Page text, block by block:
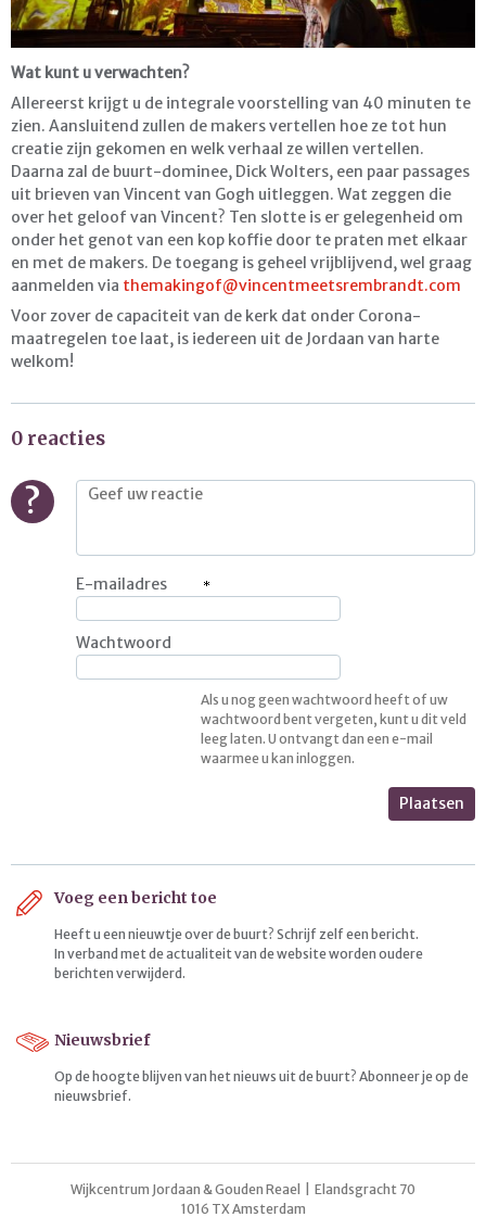
Wat kunt u verwachten?
Allereerst krijgt u de integrale voorstelling van 40 minuten te
zien. Aansluitend zullen de makers vertellen hoe ze tot hun
creatie zijn gekomen en welk verhaal ze willen vertellen.
Daarna zal de buurt-dominee, Dick Wolters, een paar passages
uit brieven van Vincent van Gogh uitleggen. Wat zeggen die
over het geloof van Vincent? Ten slotte is er gelegenheid om
onder het genot van een kop koffie door te praten met elkaar
en met de makers. De toegang is geheel vrijblijvend, wel graag
aanmelden via themakingof@vincentmeetsrembrandt.com
Voor zover de capaciteit van de kerk dat onder Corona-
maatregelen toe laat, is iedereen uit de Jordaan van harte
welkom!
0 reacties
?
E-mailadres
Wachtwoord
Als u nog geen wachtwoord heeft of uw
wachtwoord bent vergeten, kunt u dit veld
leeg laten. U ontvangt dan een e-mail
waarmee u kan inloggen.
Plaatsen
Voeg een bericht toe
Heeft u een nieuwtje over de buurt? Schrijf zelf een bericht.
In verband met de actualiteit van de website worden oudere
berichten verwijderd.
Nieuwsbrief
Op de hoogte blijven van het nieuws uit de buurt? Abonneer je op de
nieuwsbrief.
Wijkcentrum Jordaan & Gouden Reael | Elandsgracht 70
1016 TX Amsterdam